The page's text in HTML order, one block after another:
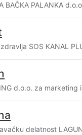
BAČKA PALANKA
SOS KANAL
d.o.o. za
delatnost